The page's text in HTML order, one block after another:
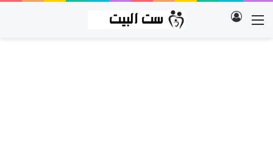
القائمة تسجيل الدخول